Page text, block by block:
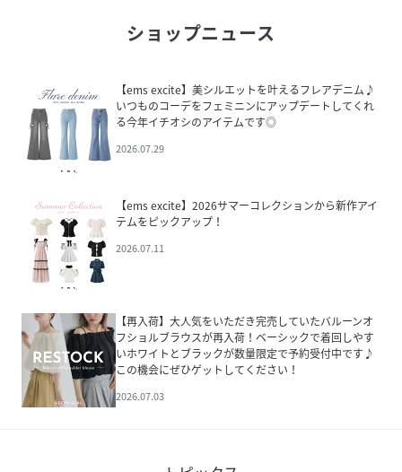
ショップニュース
【ems excite】美シルエットを叶えるフレアデニム♪
いつものコーデをフェミニンにアップデートしてくれ
る今年イチオシのアイテムです◎
2026.07.29
【ems excite】2026サマーコレクションから新作アイ
テムをピックアップ！
2026.07.11
【再入荷】大人気をいただき完売していたバルーンオ
フショルブラウスが再入荷！ベーシックで着回しやす
いホワイトとブラックが数量限定で予約受付中です♪
この機会にぜひゲットしてください！
2026.07.03